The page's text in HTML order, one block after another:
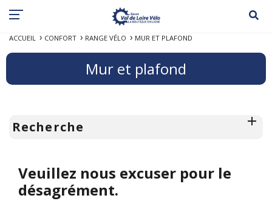
ACCUEIL CONFORT RANGE VÉLO MUR ET PLAFOND
Mur et plafond
Recherche
Veuillez nous excuser pour le
désagrément.